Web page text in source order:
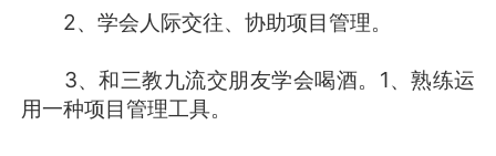
2、学会人际交往、协助项目管理。
3、和三教九流交朋友学会喝酒。1、熟练运
用一种项目管理工具。